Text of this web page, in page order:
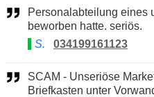
Personalabteilung eines unternehmens, bei dem ich mich
beworben hatte. seriös.
S.
034199161123
SCAM - Unseriöse Marketing Anfragen per Flyer etc. im
Briefkasten unter